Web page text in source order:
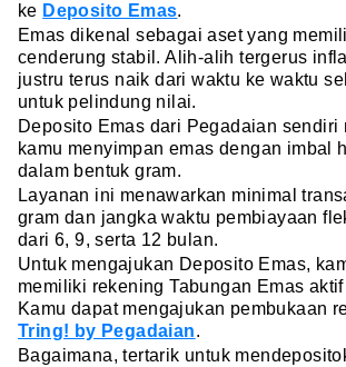
ke Deposito Emas.
Emas dikenal sebagai aset yang
cenderung stabil. Alih-alih tergerus
justru terus naik dari waktu ke waktu
untuk pelindung nilai.
Deposito Emas dari Pegadaian sendiri
kamu menyimpan emas dengan imbal
dalam bentuk gram.
Layanan ini menawarkan minimal
gram dan jangka waktu pembiayaan
dari 6, 9, serta 12 bulan.
Untuk mengajukan Deposito Emas,
memiliki rekening Tabungan Emas
Kamu dapat mengajukan pembukaan
Tring! by Pegadaian.
Bagaimana, tertarik untuk